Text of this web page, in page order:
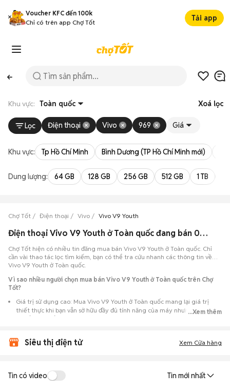
Voucher KFC đến 100k
Chỉ có trên app Chợ Tốt
Tải app
Khu vực: Toàn quốc Xoá lọc
Lọc Điện thoại Vivo 969 Giá
Khu vực: Tp Hồ Chí Minh Bình Dương (TP Hồ Chí Minh mới)
Dung lượng: 64 GB 128 GB 256 GB 512 GB 1 TB
Chợ Tốt Điện thoại Vivo Vivo V9 Youth
Điện thoại Vivo V9 Youth ở Toàn quốc đang bán 08/2026
Chợ Tốt hiện có nhiều tin đăng mua bán Vivo V9 Youth ở Toàn quốc. Chỉ
cần vài thao tác lọc tìm kiếm, bạn có thể tra cứu nhanh các thông tin về
Vivo V9 Youth ở Toàn quốc.
Vì sao nhiều người chọn mua bán Vivo V9 Youth ở Toàn quốc trên Chợ
Tốt?
Giá trị sử dụng cao: Mua Vivo V9 Youth ở Toàn quốc mang lại giá trị
thiết thực khi bạn vẫn sở hữu đầy đủ tính năng của máy nhưng với chi
phí đầu tư thấp hơn máy đập hộp.
Youth ở Toàn quốc, đáp ứng từ nhu cầu cần máy đẹp keng đến máy chỉ
cần hoạt động ổn định.
thận, test loa, camera, wifi... để đảm bảo máy không có lỗi phát sinh.
...Xem thêm
Siêu thị điện tử Xem Cửa hàng
Tin có video Tin mới nhất